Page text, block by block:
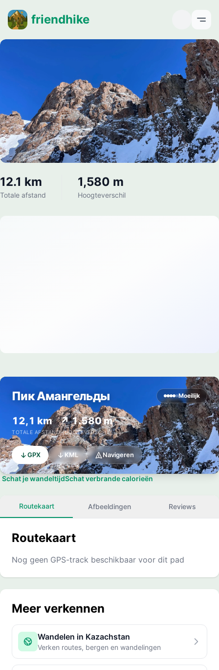
friendhike
12.1 km
Totale afstand
1,580 m
Hoogteverschil
Пик Амангельды Moeilijk
12,1 km
TOTALE AFSTAND
↗ 1.580 m
HOOGTEVERSCHIL
GPX KML Navigeren
Schat je wandeltijdSchat verbrande calorieën
Routekaart Afbeeldingen Reviews
Routekaart
Nog geen GPS-track beschikbaar voor dit pad
Meer verkennen
Wandelen in Kazachstan
Verken routes, bergen en wandelingen